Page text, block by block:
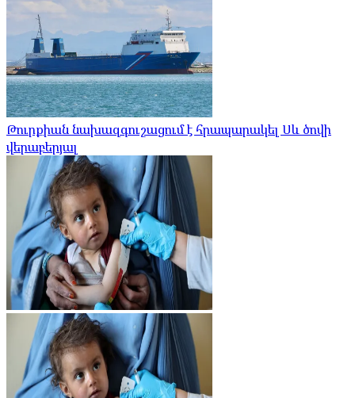
Թուրքիան նախազգուշացում է հրապարակել Սև ծովի
վերաբերյալ